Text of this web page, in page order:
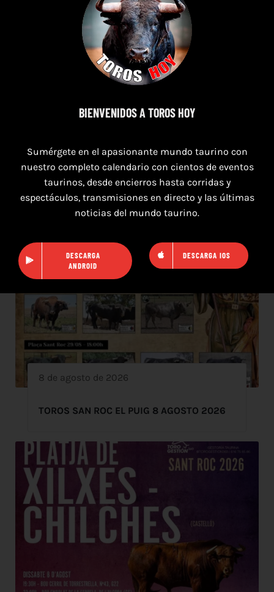
8 de agosto de 2026
TOROS MAGALLON 8 AGOSTO 2026
8 de agosto de 2026
TOROS SAN ROC EL PUIG 8 AGOSTO 2026
BIENVENIDOS A TOROS HOY
Sumérgete en el apasionante mundo taurino con
nuestro completo calendario con cientos de eventos
taurinos, desde encierros hasta corridas y
espectáculos, transmisiones en directo y las últimas
noticias del mundo taurino.
DESCARGA
ANDROID
DESCARGA IOS